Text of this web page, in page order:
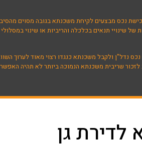
נכס מבצעים לקיחת משכנתא בגובה מסוים
שינויי תנאים בכלכלה והריביות או שינוי
נדל"ן ולקבל משכנתא כנגדו רצוי מאוד לערוך
שריבית משכנתא הנמוכה ביותר לא תהיה
גן